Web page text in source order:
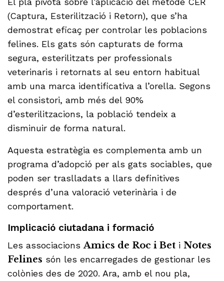
(Captura, Esterilització i Retorn), que s’ha
demostrat eficaç per controlar les poblacions
felines. Els gats són capturats de forma
segura, esterilitzats per professionals
veterinaris i retornats al seu entorn habitual
amb una marca identificativa a l’orella. Segons
el consistori, amb més del 90%
d’esterilitzacions, la població tendeix a
disminuir de forma natural.
Aquesta estratègia es complementa amb un
programa d’adopció per als gats sociables, que
poden ser traslladats a llars definitives
després d’una valoració veterinària i de
comportament.
Implicació ciutadana i formació
Les associacionsAmics de Roc i Bet i Notes
Felines són les encarregades de gestionar les
colònies des de 2020. Ara, amb el nou pla,